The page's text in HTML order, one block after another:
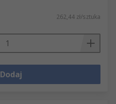
262,44 zł/sztuka
Dodaj